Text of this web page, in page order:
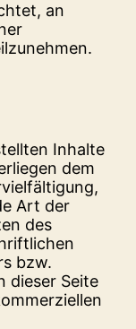
an
Inhalte
dem
Art der
des
bzw.
dieser Seite